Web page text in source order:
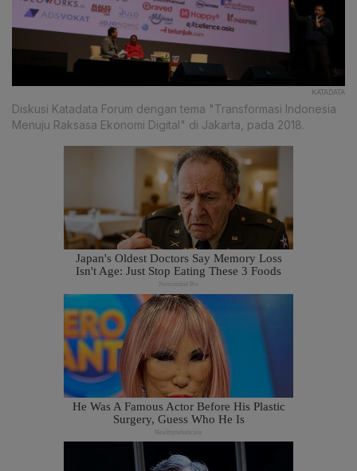
KATADATA
Diskusi Katadata Forum dengan tema "Transformasi Indonesia
Menuju Raksasa Ekonomi Digital" di Jakarta, pada 2018.